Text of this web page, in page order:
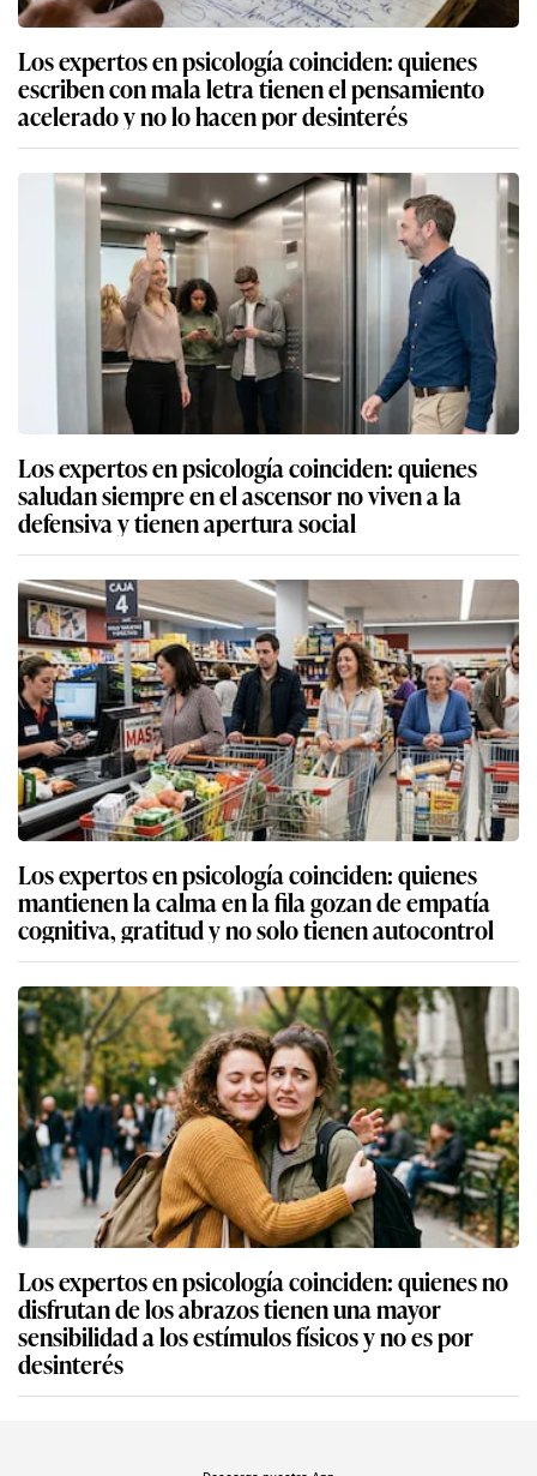
Los expertos en psicología coinciden: quienes
escriben con mala letra tienen el pensamiento
acelerado y no lo hacen por desinterés
Los expertos en psicología coinciden: quienes
saludan siempre en el ascensor no viven a la
defensiva y tienen apertura social
Los expertos en psicología coinciden: quienes
mantienen la calma en la fila gozan de empatía
cognitiva, gratitud y no solo tienen autocontrol
Los expertos en psicología coinciden: quienes no
disfrutan de los abrazos tienen una mayor
sensibilidad a los estímulos físicos y no es por
desinterés